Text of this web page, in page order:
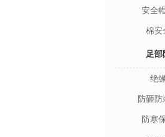
安全
棉安
足部
绝
防砸
防寒